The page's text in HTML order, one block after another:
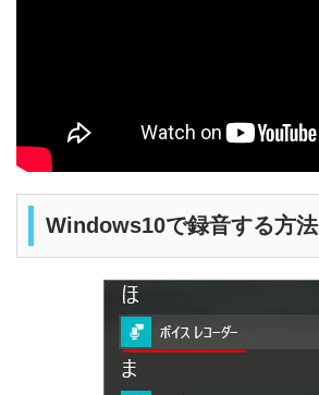
Windows10で録音する方法